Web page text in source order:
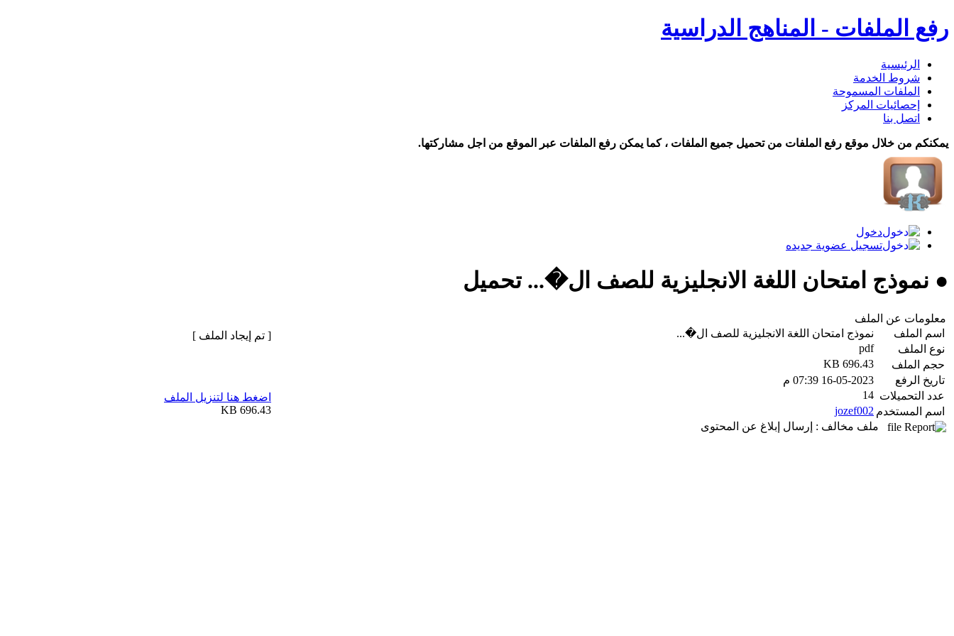
رفع الملفات - المناهج الدراسية
الرئيسية
شروط الخدمة
الملفات المسموحة
إحصائيات المركز
اتصل بنا
يمكنكم من خلال موقع رفع الملفات من تحميل جميع الملفات ، كما يمكن رفع الملفات عبر الموقع من اجل مشاركتها.
دخول
تسجيل عضوية جديده
● نموذج امتحان اللغة الانجليزية للصف ال�... تحميل
معلومات عن الملف
اسم الملف
نموذج امتحان اللغة الانجليزية للصف ال�...
نوع الملف
pdf
حجم الملف
696.43 KB
تاريخ الرفع
16-05-2023 07:39 م
عدد التحميلات 14
اسم المستخدم jozef002
ملف مخالف : إرسال إبلاغ عن المحتوى
[ تم إيجاد الملف ]
اضغط هنا لتنزيل الملف
696.43 KB